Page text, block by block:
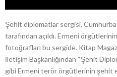
Şehit diplomatlar sergisi,
tarafından açıldı. Ermeni
fotoğrafları bu sergide. Kitap
İletişim Başkanlığından “Şehit
gibi Ermeni terör örgütlerinin şehit